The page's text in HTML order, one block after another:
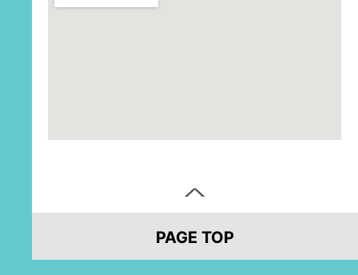
PAGE TOP